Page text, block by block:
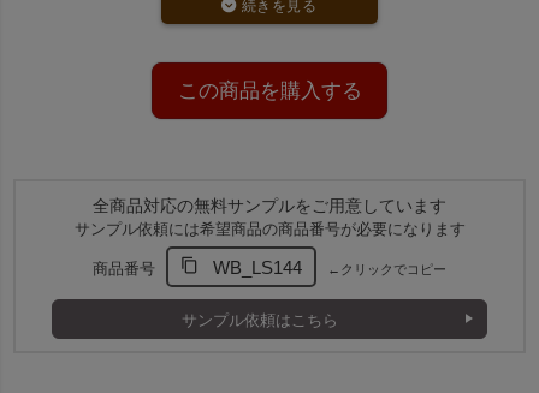
マドレーヌ4個分の容量で、お菓子、アクセサリー、フェイスタオル
展開で他サイズも選べます。
高品質な国産ギフトバッグ
日本製ならではの高い品質と美しい仕上がり。透明前面と不織布背
関連キーワード：ラッピング,平袋,無地,セール商品
この商品を購入する
全商品対応の無料サンプルをご用意しています
サンプル依頼には希望商品の商品番号が必要になります
商品番号 WB_LS144 ←クリックでコピー
サンプル依頼はこちら